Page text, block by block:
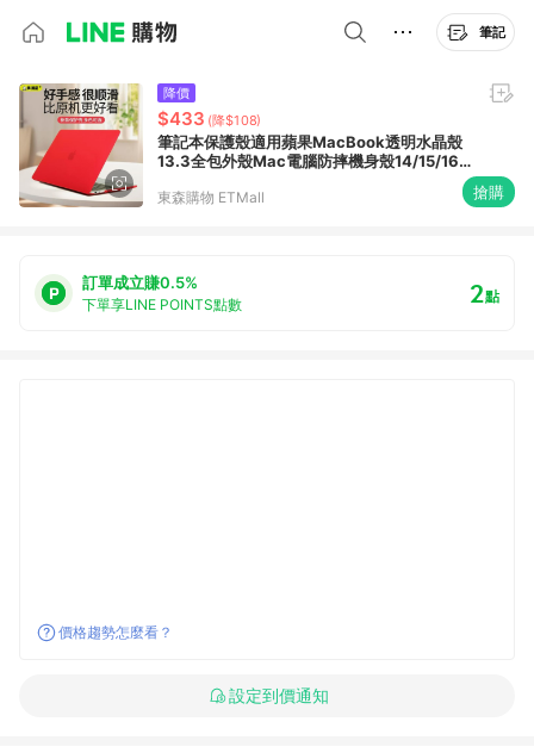
筆記
降價
$433 (降$108)
筆記本保護殼適用蘋果MacBook透明水晶殼
13.3全包外殼Mac電腦防摔機身殼14/15/16
東森購物 ETMall 搶購
訂單成立賺0.5%
下單享LINE POINTS點數 2點
價格趨勢怎麼看？
設定到價通知